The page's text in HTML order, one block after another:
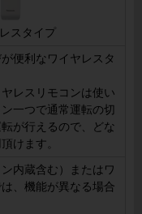
スタイプ
便利なワイヤレスタ
レスリモコンは使い
一つで通常運転の切
が行えるので、どな
けます。
内蔵含む）またはワ
、機能が異なる場合